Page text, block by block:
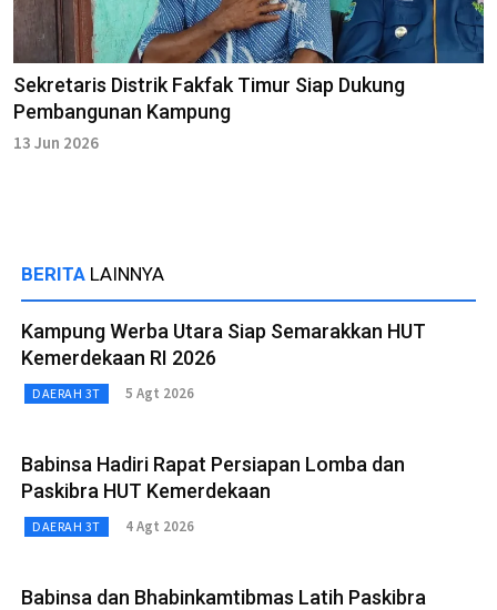
Sekretaris Distrik Fakfak Timur Siap Dukung
Pembangunan Kampung
13 Jun 2026
BERITA LAINNYA
Kampung Werba Utara Siap Semarakkan HUT
Kemerdekaan RI 2026
DAERAH 3T 5 Agt 2026
Babinsa Hadiri Rapat Persiapan Lomba dan
Paskibra HUT Kemerdekaan
DAERAH 3T 4 Agt 2026
Babinsa dan Bhabinkamtibmas Latih Paskibra